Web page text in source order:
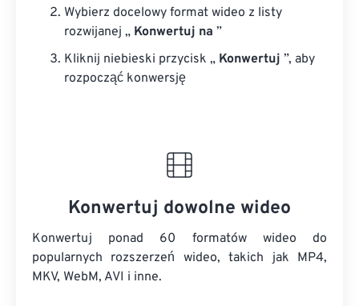
Wybierz docelowy format wideo z listy
rozwijanej „ Konwertuj na ”
Kliknij niebieski przycisk „ Konwertuj ”, aby
rozpocząć konwersję
Konwertuj dowolne wideo
Konwertuj ponad 60 formatów wideo do
popularnych rozszerzeń wideo, takich jak MP4,
MKV, WebM, AVI i inne.